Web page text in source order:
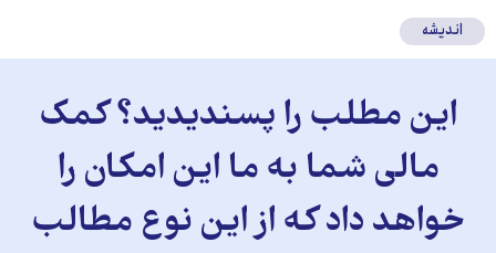
اندیشه
این مطلب را پسندیدید؟ کمک
مالی شما به ما این امکان را
خواهد داد که از این نوع مطالب